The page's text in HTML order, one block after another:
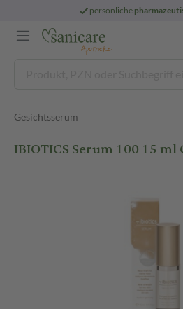
persönliche
Gesichtsserum
IBIOTICS Serum 100 15 ml